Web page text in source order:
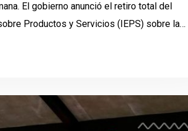
El gobierno anunció el retiro total del
Productos y Servicios (IEPS) sobre la